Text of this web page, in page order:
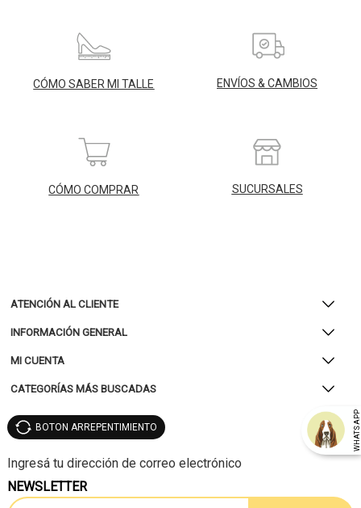
CÓMO SABER MI TALLE ENVÍOS & CAMBIOS
CÓMO COMPRAR SUCURSALES
ATENCIÓN AL CLIENTE
INFORMACIÓN GENERAL
MI CUENTA
CATEGORÍAS MÁS BUSCADAS
WHATSAPP
BOTON ARREPENTIMIENTO
NEWSLETTER